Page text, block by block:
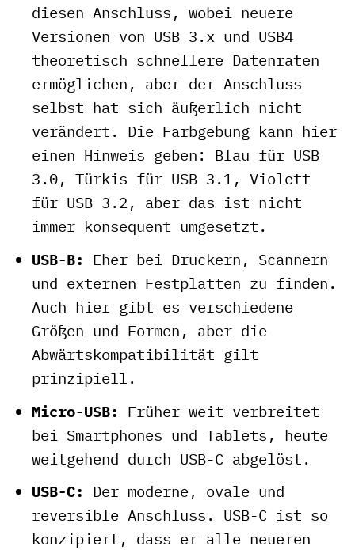
diesen Anschluss, wobei neuere
Versionen von USB 3.x und USB4
theoretisch schnellere Datenraten
ermöglichen, aber der Anschluss
selbst hat sich äußerlich nicht
verändert. Die Farbgebung kann hier
einen Hinweis geben: Blau für USB
3.0, Türkis für USB 3.1, Violett
für USB 3.2, aber das ist nicht
immer konsequent umgesetzt.
USB-B: Eher bei Druckern, Scannern
und externen Festplatten zu finden.
Auch hier gibt es verschiedene
Größen und Formen, aber die
Abwärtskompatibilität gilt
prinzipiell.
Micro-USB: Früher weit verbreitet
bei Smartphones und Tablets, heute
weitgehend durch USB-C abgelöst.
USB-C: Der moderne, ovale und
reversible Anschluss. USB-C ist so
konzipiert, dass er alle neueren